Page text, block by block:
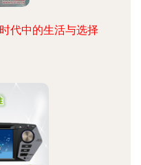
代中的生活与选择